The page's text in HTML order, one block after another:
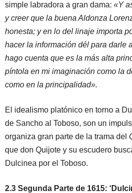
simple labradora a gran dama: «Y
y creer que la buena Aldonza
honesta; y en lo del linaje importa
hacer la información dél para darle
hago cuenta que es la más alta
píntola en mi imaginación como la
como en la principalidad».
El idealismo platónico en torno a
de Sancho al Toboso, son un
organiza gran parte de la trama del
que don Quijote y su escudero
Dulcinea por el Toboso.
2.3 Segunda Parte de 1615: